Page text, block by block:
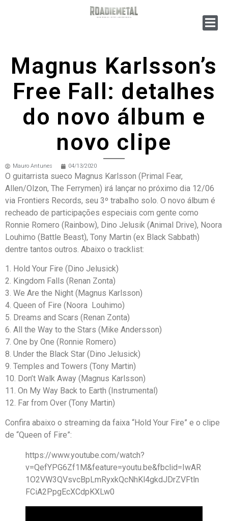
Magnus Karlsson’s
Free Fall: detalhes
do novo álbum e
novo clipe
Mauro Antunes 04/13/2020
O guitarrista sueco Magnus Karlsson (Primal Fear,
Allen/Olzon, The Ferrymen) irá lançar no próximo dia 12/06
via Frontiers Records, seu 3º trabalho solo. O novo álbum é
recheado de participações especiais com gente como
Ronnie Romero (Rainbow), Dino Jelusik (Animal Drive), Noora
Louhimo (Battle Beast), Tony Martin (ex Black Sabbath)
dentre tantos outros. Abaixo o tracklist:
1. Hold Your Fire (Dino Jelusick)
2. Kingdom Falls (Renan Zonta)
3. We Are the Night (Magnus Karlsson)
4. Queen of Fire (Noora Louhimo)
5. Dreams and Scars (Renan Zonta)
6. All the Way to the Stars (Mike Andersson)
7. One by One (Ronnie Romero)
8. Under the Black Star (Dino Jelusick)
9. Temples and Towers (Tony Martin)
10. Don’t Walk Away (Magnus Karlsson)
11. On My Way Back to Earth (Instrumental)
12. Far from Over (Tony Martin)
Confira abaixo o streaming da faixa “Hold Your Fire” e o clipe
de “Queen of Fire”:
https://www.youtube.com/watch?
v=QefYPG6Zf1M&feature=youtu.be&fbclid=IwAR
1O2VW3QVsvcBpLmRyxkQcNhKl4gkdJDrZVFtln
FCiA2PpgEcXCdpKXLw0